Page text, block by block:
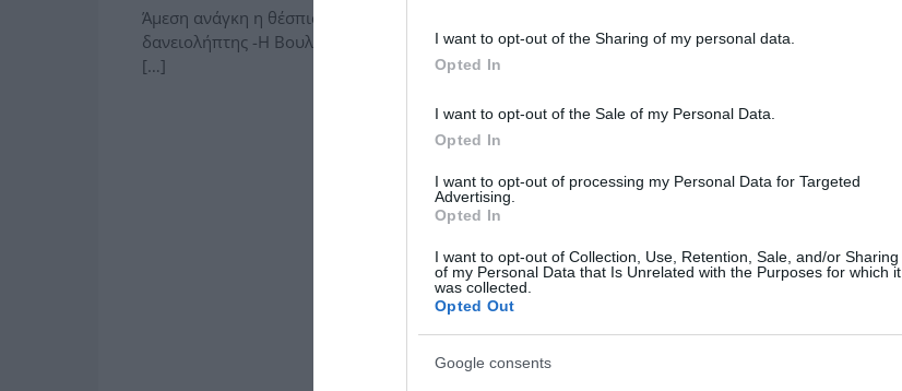
I want to opt-out of the Sharing of my personal data.
Opted In
I want to opt-out of the Sale of my Personal Data.
Opted In
I want to opt-out of processing my Personal Data for Targeted
Advertising.
Opted In
I want to opt-out of Collection, Use, Retention, Sale, and/or Sharing
of my Personal Data that Is Unrelated with the Purposes for which it
was collected.
Opted Out
Google consents
Άμεση ανάγκη η θέσπιση δικαστικής διαμεσολάβησης για να μην είναι απροστάτευτος ο
δανειολήπτης -Η Βουλή αποφασίζει για την προστασία της πρώτης κατοικίας -Υπόγραψε τώρα για
[…]